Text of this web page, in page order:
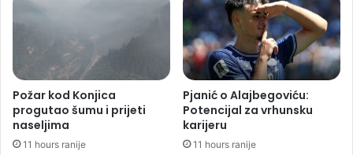
Požar kod Konjica
progutao šumu i prijeti
naseljima
11 hours ranije
Pjanić o Alajbegoviću:
Potencijal za vrhunsku
karijeru
11 hours ranije